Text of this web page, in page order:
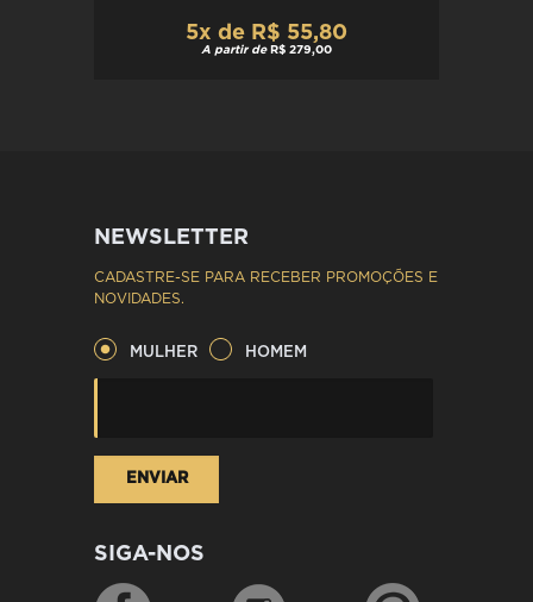
5x de R$ 55,80
A partir de R$ 279,00
NEWSLETTER
CADASTRE-SE PARA RECEBER PROMOÇÕES E
NOVIDADES.
MULHER HOMEM
SIGA-NOS